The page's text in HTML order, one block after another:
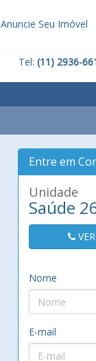
Anuncie Seu Imóvel
Tel: (11) 2936-
Entre em
Unidade
Saúde
Nome
E-mail